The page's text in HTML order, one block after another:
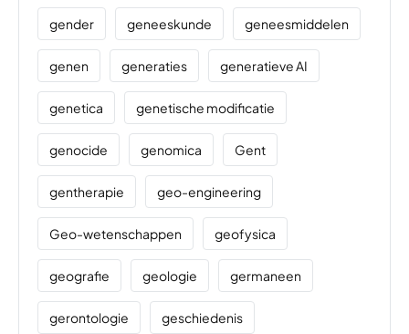
gender geneeskunde geneesmiddelen
genen generaties generatieve AI
genetica genetische modificatie
genocide genomica Gent
gentherapie geo-engineering
Geo-wetenschappen geofysica
geografie geologie germaneen
gerontologie geschiedenis